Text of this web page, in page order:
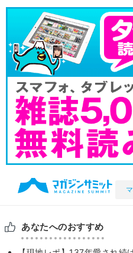
あなたへのおすすめ